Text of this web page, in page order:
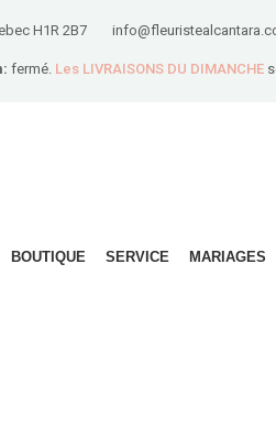
H1R 2B7
fermé. Les LIVRAISONS DU DIMANCHE
BOUTIQUE SERVICE MARIAGES